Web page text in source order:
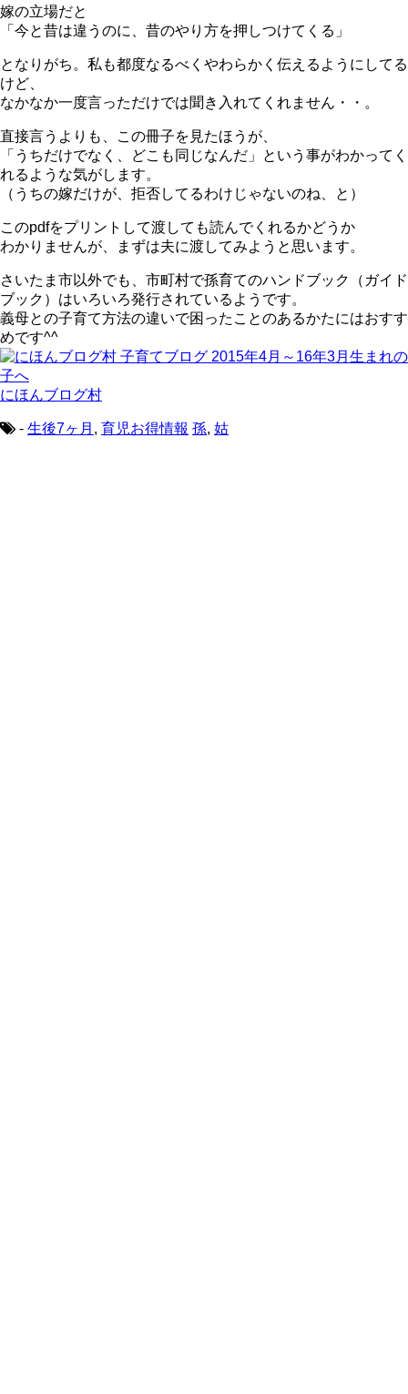
嫁の立場だと
「今と昔は違うのに、昔のやり方を押しつけてくる」
となりがち。私も都度なるべくやわらかく伝えるようにしてる
けど、
なかなか一度言っただけでは聞き入れてくれません・・。
直接言うよりも、この冊子を見たほうが、
「うちだけでなく、どこも同じなんだ」という事がわかってく
れるような気がします。
（うちの嫁だけが、拒否してるわけじゃないのね、と）
このpdfをプリントして渡しても読んでくれるかどうか
わかりませんが、まずは夫に渡してみようと思います。
さいたま市以外でも、市町村で孫育てのハンドブック（ガイド
ブック）はいろいろ発行されているようです。
義母との子育て方法の違いで困ったことのあるかたにはおすす
めです^^
にほんブログ村
- 生後7ヶ月 , 育児お得情報 孫, 姑